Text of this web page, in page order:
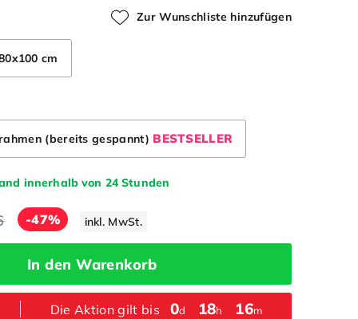
Zur Wunschliste hinzufügen
cm
(bereits gespannt) BESTSELLER
innerhalb von 24 Stunden
-47% inkl. MwSt.
In den Warenkorb
Die Aktion gilt bis 0d 18h 16m